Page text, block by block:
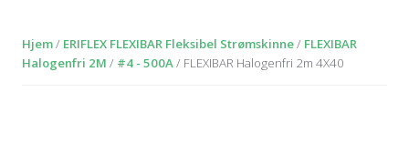
Hjem/ ERIFLEX FLEXIBAR Fleksibel Strømskinne/ FLEXIBAR
Halogenfri 2M / #4 - 500A/ FLEXIBAR Halogenfri 2m 4X40